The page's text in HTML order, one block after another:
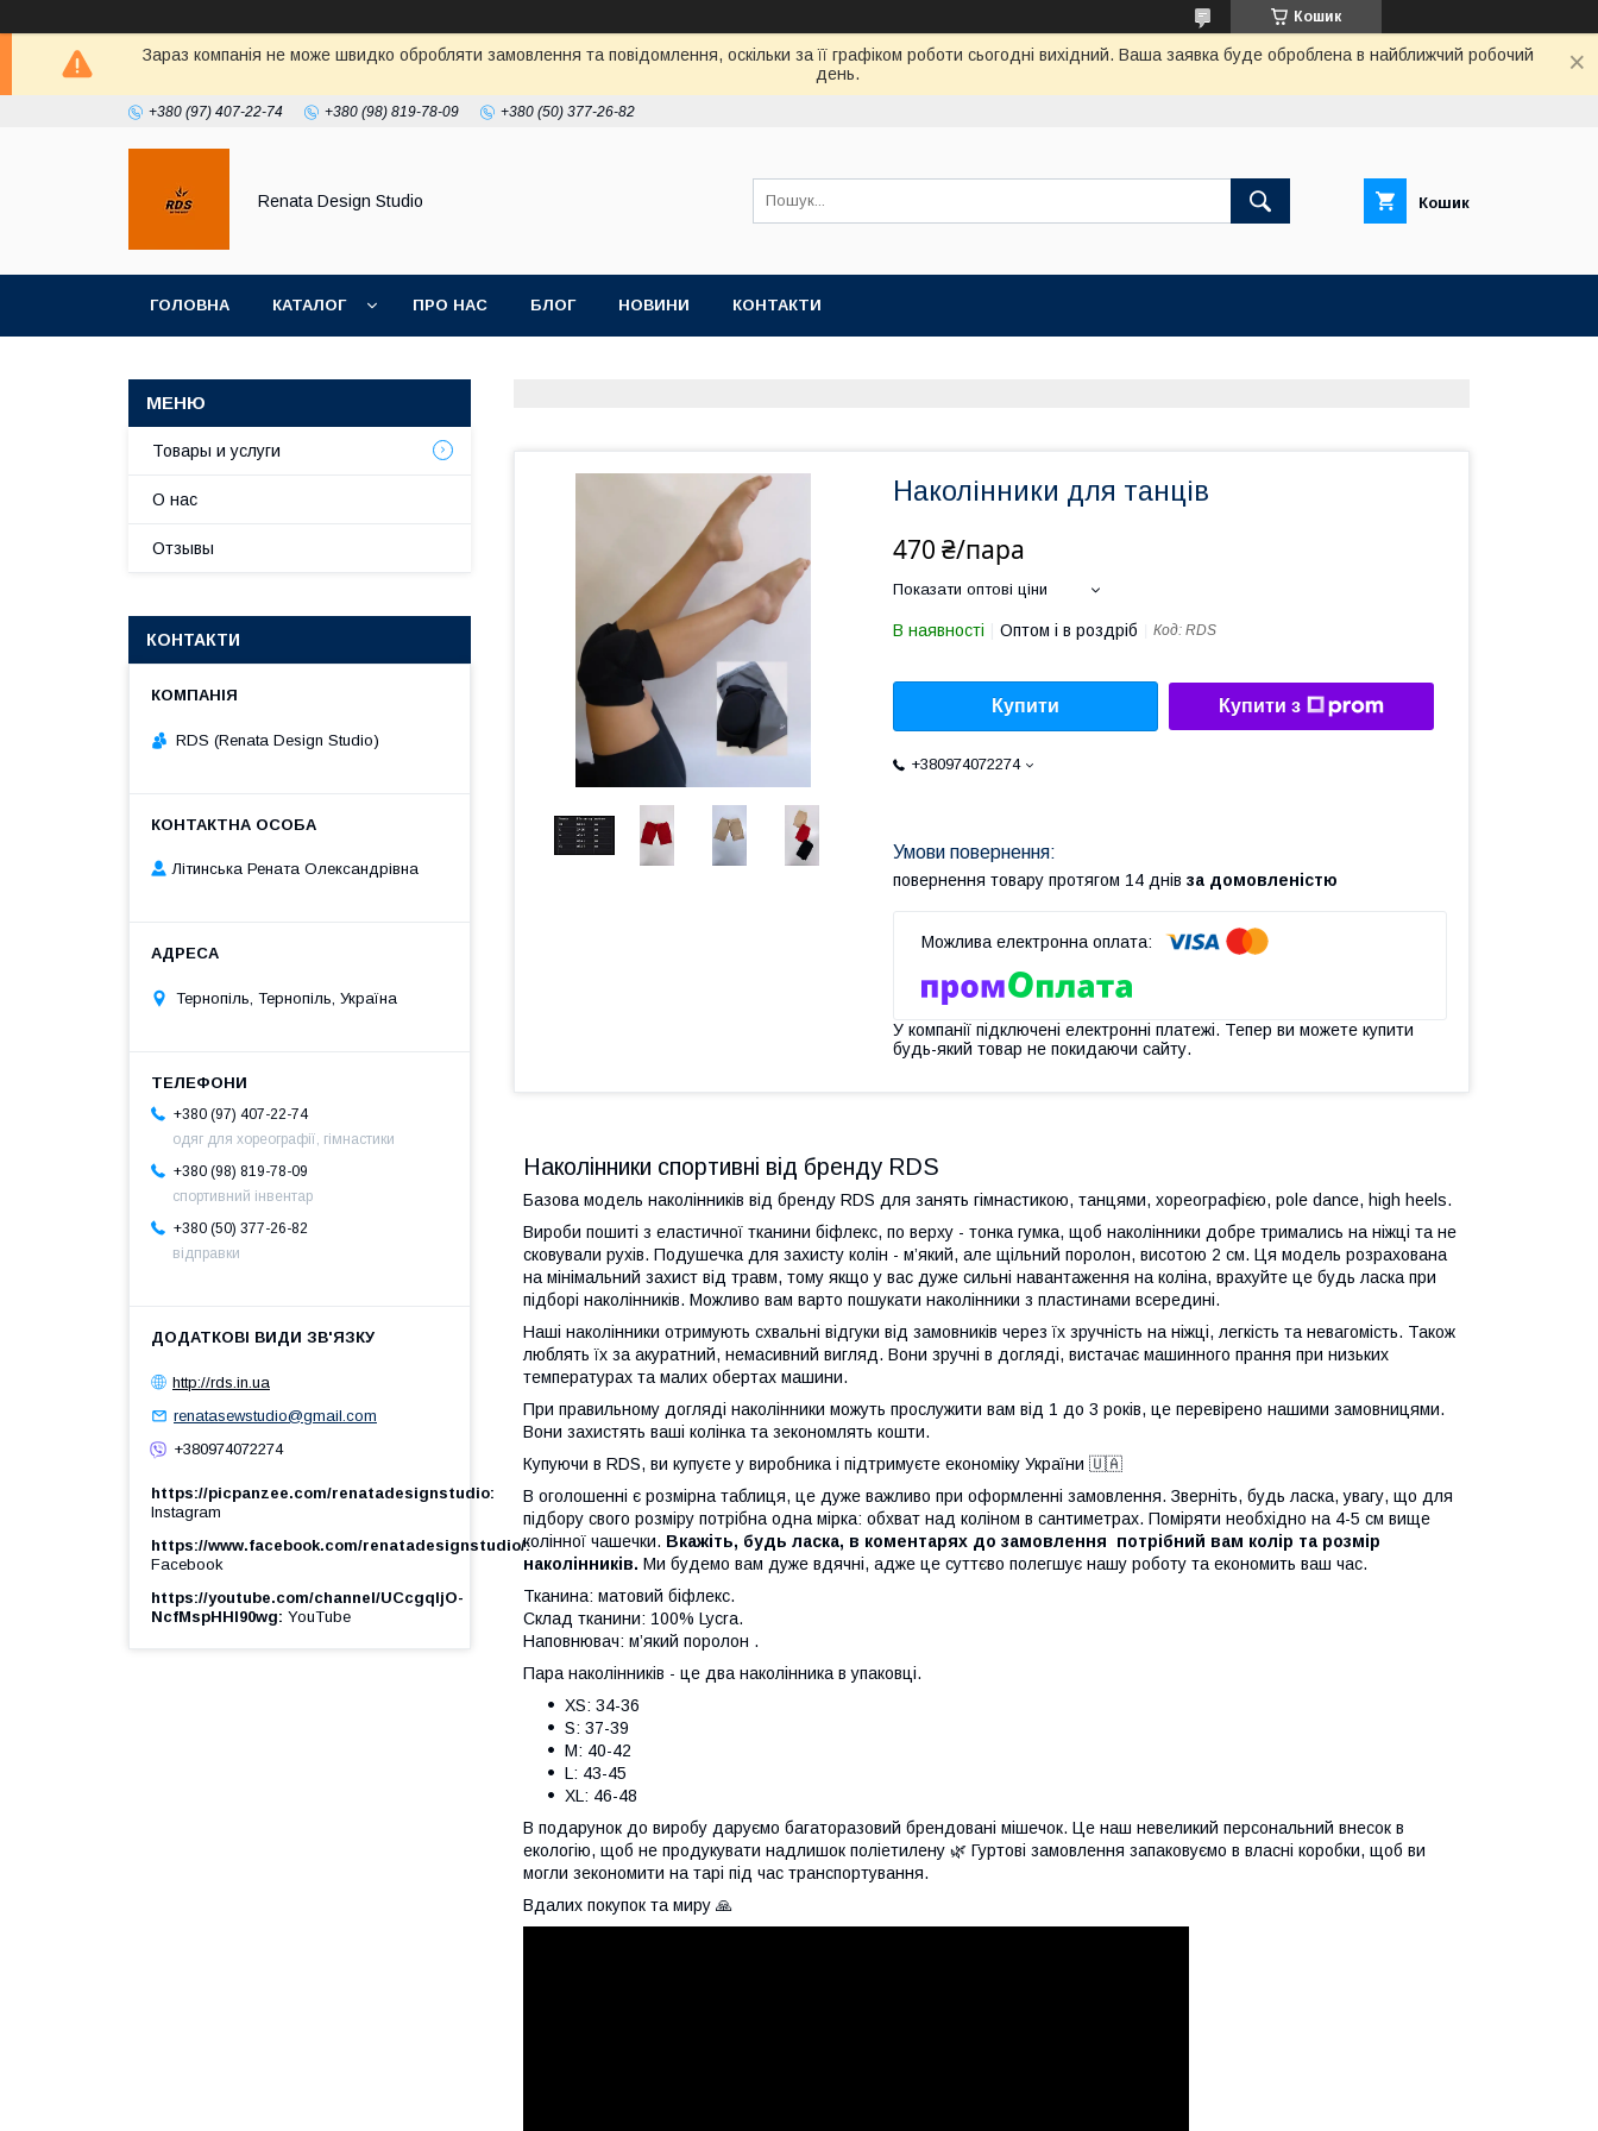
Кошик
Зараз компанія не може швидко обробляти замовлення та повідомлення, оскільки за її графіком роботи сьогодні вихідний. Ваша заявка буде оброблена в найближчий робочий
день.
+380 (97) 407-22-74 +380 (98) 819-78-09 +380 (50) 377-26-82
Renata Design Studio Кошик
ГОЛОВНА КАТАЛОГ ПРО НАС БЛОГ НОВИНИ КОНТАКТИ
Наколінники для танців
470 ₴/пара
Показати оптові ціни
В наявності Оптом і в роздріб Код: RDS
Купити Купити з
+380974072274
повернення товару протягом 14 днів за домовленістю
У компанії підключені електронні платежі. Тепер ви можете купити
будь-який товар не покидаючи сайту.
Наколінники спортивні від бренду RDS
Базова модель наколінників від бренду RDS для занять гімнастикою, танцями, хореографією, pole dance, high heels.
Вироби пошиті з еластичної тканини біфлекс, по верху - тонка гумка, щоб наколінники добре тримались на ніжці та не
сковували рухів. Подушечка для захисту колін - м’який, але щільний поролон, висотою 2 см. Ця модель розрахована
на мінімальний захист від травм, тому якщо у вас дуже сильні навантаження на коліна, врахуйте це будь ласка при
підборі наколінників. Можливо вам варто пошукати наколінники з пластинами всередині.
Наші наколінники отримують схвальні відгуки від замовників через їх зручність на ніжці, легкість та невагомість. Також
люблять їх за акуратний, немасивний вигляд. Вони зручні в догляді, вистачає машинного прання при низьких
температурах та малих обертах машини.
При правильному догляді наколінники можуть прослужити вам від 1 до 3 років, це перевірено нашими замовницями.
Вони захистять ваші колінка та зекономлять кошти.
Купуючи в RDS, ви купуєте у виробника і підтримуєте економіку України 🇺🇦
В оголошенні є розмірна таблиця, це дуже важливо при оформленні замовлення. Зверніть, будь ласка, увагу, що для
підбору свого розміру потрібна одна мірка: обхват над коліном в сантиметрах. Поміряти необхідно на 4-5 см вище
колінної чашечки. Вкажіть, будь ласка, в коментарях до замовлення потрібний вам колір та розмір
наколінників. Ми будемо вам дуже вдячні, адже це суттєво полегшує нашу роботу та економить ваш час.
Тканина: матовий біфлекс.
Склад тканини: 100% Lycra.
Наповнювач: м’який поролон .
Пара наколінників - це два наколінника в упаковці.
XS: 34-36
S: 37-39
M: 40-42
L: 43-45
XL: 46-48
В подарунок до виробу даруємо багаторазовий брендовані мішечок. Це наш невеликий персональний внесок в
екологію, щоб не продукувати надлишок поліетилену 🌿 Гуртові замовлення запаковуємо в власні коробки, щоб ви
могли зекономити на тарі під час транспортування.
Вдалих покупок та миру 🙏
Товары и услуги
О нас
Отзывы
КОНТАКТИ
RDS (Renata Design Studio)
Літинська Рената Олександрівна
Тернопіль, Тернопіль, Україна
+380 (97) 407-22-74
одяг для хореографії, гімнастики
+380 (98) 819-78-09
спортивний інвентар
+380 (50) 377-26-82
відправки
http://rds.in.ua
renatasewstudio@gmail.com
+380974072274
https://picpanzee.com/renatadesignstudio
Instagram
https://www.facebook.com/renatadesignstudio/
Facebook
https://youtube.com/channel/UCcgqIjO-
NcfMspHHl90wg YouTube